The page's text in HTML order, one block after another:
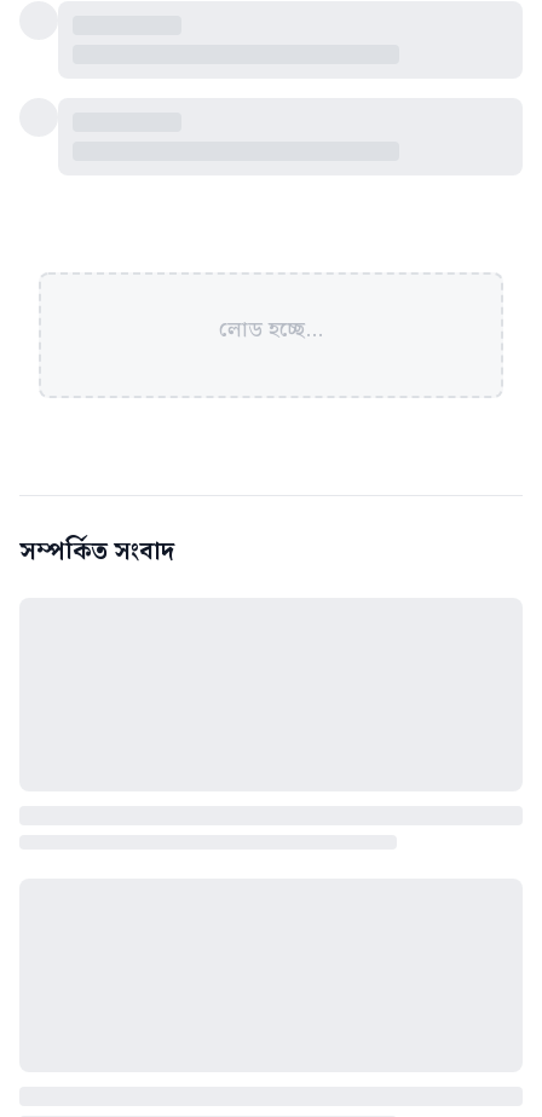
লোড হচ্ছে...
সম্পর্কিত সংবাদ